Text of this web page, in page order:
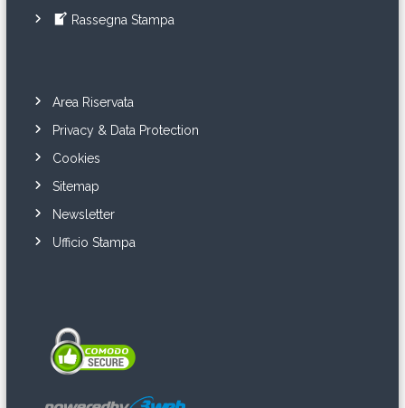
Rassegna Stampa
Area Riservata
Privacy & Data Protection
Cookies
Sitemap
Newsletter
Ufficio Stampa